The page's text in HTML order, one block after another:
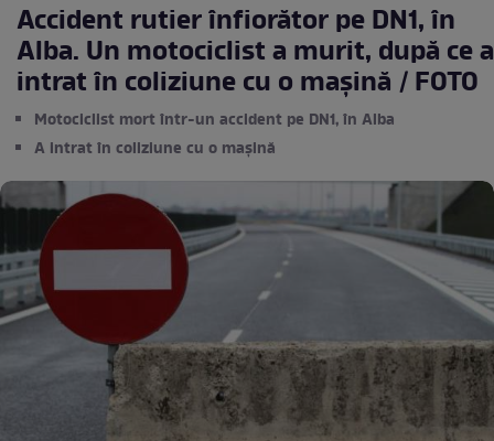
Accident rutier înfiorător pe DN1, în
Alba. Un motociclist a murit, după ce a
intrat în coliziune cu o mașină / FOTO
Motociclist mort într-un accident pe DN1, în Alba
A intrat în coliziune cu o mașină